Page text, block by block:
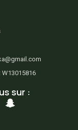
W13015816
sur :